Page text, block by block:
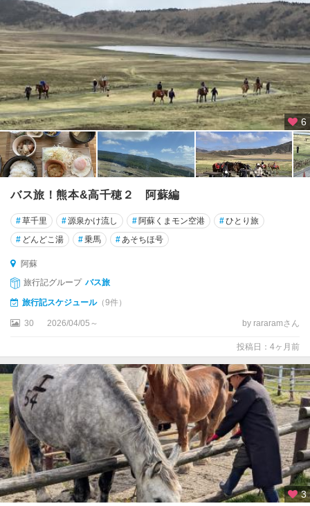
6
バス旅！熊本&高千穂２ 阿蘇編
#草千里 #源泉かけ流し # 阿蘇くまモン空港 #ひとり旅
# どんどこ湯 #乗馬 #あそちほ号
阿蘇
旅行記グループ バス旅
旅行記スケジュール（9件）
30 2026/04/05～ by rararamさん
投稿日：4ヶ月前
3